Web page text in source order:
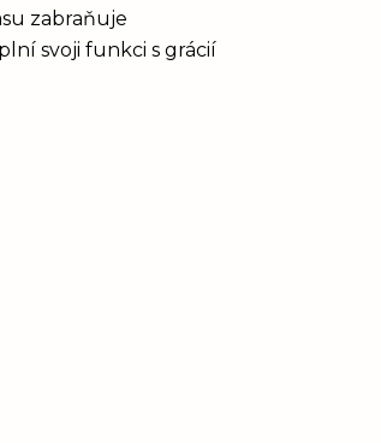
zabraňuje
svoji funkci s grácií